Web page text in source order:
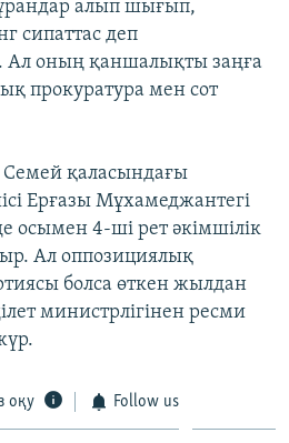
алып шығып,
сипаттас деп
оның қаншалықты заңға
прокуратура мен сот
қаласындағы
Ерғазы Мұхамеджантегі
осымен 4-ші рет әкімшілік
Ал оппозициялық
болса өткен жылдан
министрлігінен ресми
оқу Follow us